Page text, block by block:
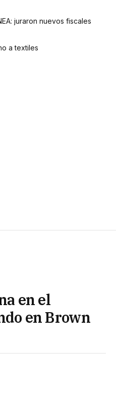
juraron nuevos fiscales
a textiles
en el
en Brown